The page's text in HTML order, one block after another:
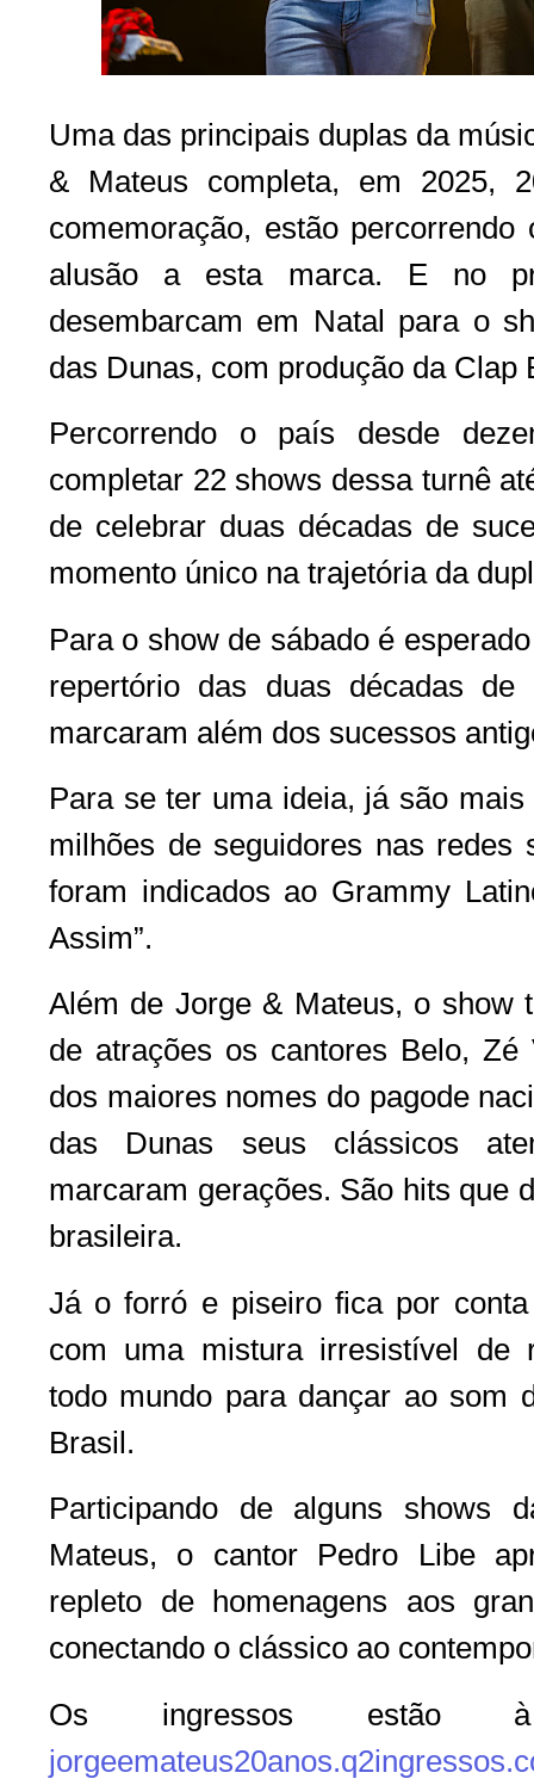
Uma das principais duplas da
& Mateus completa, em 2025,
comemoração, estão
alusão a esta marca. E no
desembarcam em Natal para o
das Dunas, com produção da Clap
Percorrendo o país desde
completar 22 shows dessa turnê
de celebrar duas décadas de
momento único na trajetória da
Para o show de sábado é
repertório das duas décadas
marcaram além dos sucessos
Para se ter uma ideia, já são
milhões de seguidores nas redes
foram indicados ao Grammy
Assim”.
Além de Jorge & Mateus, o show
de atrações os cantores Belo,
dos maiores nomes do pagode
das Dunas seus clássicos
marcaram gerações. São hits que
brasileira.
Já o forró e piseiro fica por
com uma mistura irresistível de
todo mundo para dançar ao som
Brasil.
Participando de alguns shows
Mateus, o cantor Pedro Libe
repleto de homenagens aos
conectando o clássico ao
Os ingressos